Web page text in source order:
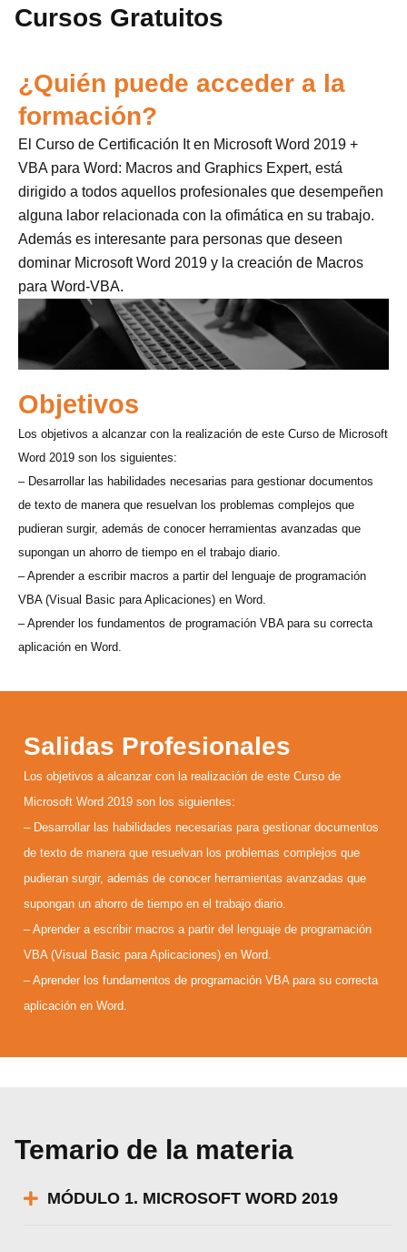
Cursos Gratuitos
¿Quién puede acceder a la
formación?
El Curso de Certificación It en Microsoft Word 2019 +
VBA para Word: Macros and Graphics Expert, está
dirigido a todos aquellos profesionales que desempeñen
alguna labor relacionada con la ofimática en su trabajo.
Además es interesante para personas que deseen
dominar Microsoft Word 2019 y la creación de Macros
para Word-VBA.
Objetivos
Los objetivos a alcanzar con la realización de este Curso de Microsoft
Word 2019 son los siguientes:
– Desarrollar las habilidades necesarias para gestionar documentos
de texto de manera que resuelvan los problemas complejos que
pudieran surgir, además de conocer herramientas avanzadas que
supongan un ahorro de tiempo en el trabajo diario.
– Aprender a escribir macros a partir del lenguaje de programación
VBA (Visual Basic para Aplicaciones) en Word.
– Aprender los fundamentos de programación VBA para su correcta
aplicación en Word.
Salidas Profesionales
Los objetivos a alcanzar con la realización de este Curso de
Microsoft Word 2019 son los siguientes:
– Desarrollar las habilidades necesarias para gestionar documentos
de texto de manera que resuelvan los problemas complejos que
pudieran surgir, además de conocer herramientas avanzadas que
supongan un ahorro de tiempo en el trabajo diario.
– Aprender a escribir macros a partir del lenguaje de programación
VBA (Visual Basic para Aplicaciones) en Word.
– Aprender los fundamentos de programación VBA para su correcta
aplicación en Word.
Temario de la materia
MÓDULO 1. MICROSOFT WORD 2019